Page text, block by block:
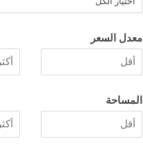
معدل السعر
المساحة